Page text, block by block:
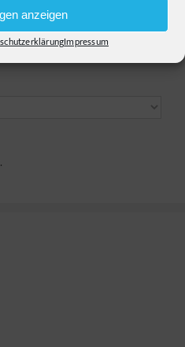
anzeigen
Impressum